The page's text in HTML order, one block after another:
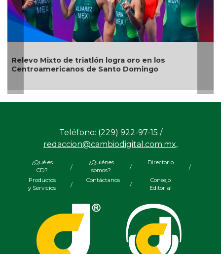
Mixto de triatlón logra oro en los
de Santo Domingo
Teléfono: (229) 922-97-15 /
redaccion@cambiodigital.com.mx,
¿Qué es
CD?
/
¿Quiénes
somos?
/
Directorio
/
Productos
y Servicios
/
Contáctanos
/
Consejo
Editorial